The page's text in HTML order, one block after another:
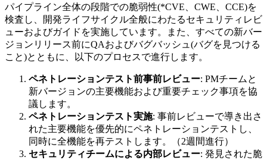
パイプライン全体の段階での脆弱性(*CVE、CWE、CCE)を
検査し、開発ライフサイクル全般にわたるセキュリティレビ
ューおよびガイドを実施しています。また、すべての新バー
ジョンリリース前にQAおよびバグバッシュ(バグを見つける
こと)とともに、以下のプロセスで進行します。
ペネトレーションテスト前事前レビュー: PMチームと
新バージョンの主要機能および重要チェック事項を協
議します。
ペネトレーションテスト実施: 事前レビューで導き出さ
れた主要機能を優先的にペネトレーションテストし、
同時に全機能を再テストします。（2週間進行）
セキュリティチームによる内部レビュー: 発見された脆